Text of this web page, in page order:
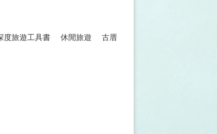
度旅遊工具書 休閒旅遊 古厝